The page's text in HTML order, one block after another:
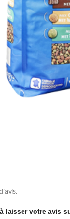
laisser votre avis